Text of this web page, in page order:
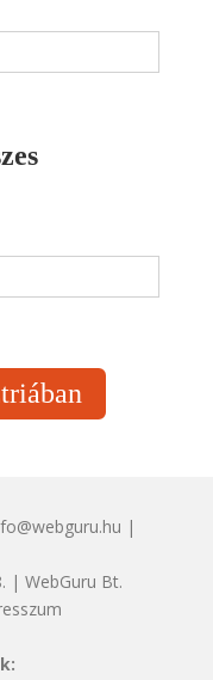
|
| WebGuru Bt.